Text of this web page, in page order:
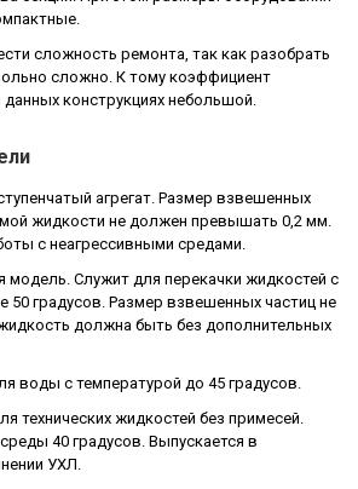
сложность ремонта, так как разобрать
сложно. К тому коэффициент
конструкциях небольшой.
агрегат. Размер взвешенных
жидкости не должен превышать 0,2 мм.
с неагрессивными средами.
модель. Служит для перекачки жидкостей с
50 градусов. Размер взвешенных частиц не
должна быть без дополнительных
воды с температурой до 45 градусов.
технических жидкостей без примесей.
40 градусов. Выпускается в
УХЛ.